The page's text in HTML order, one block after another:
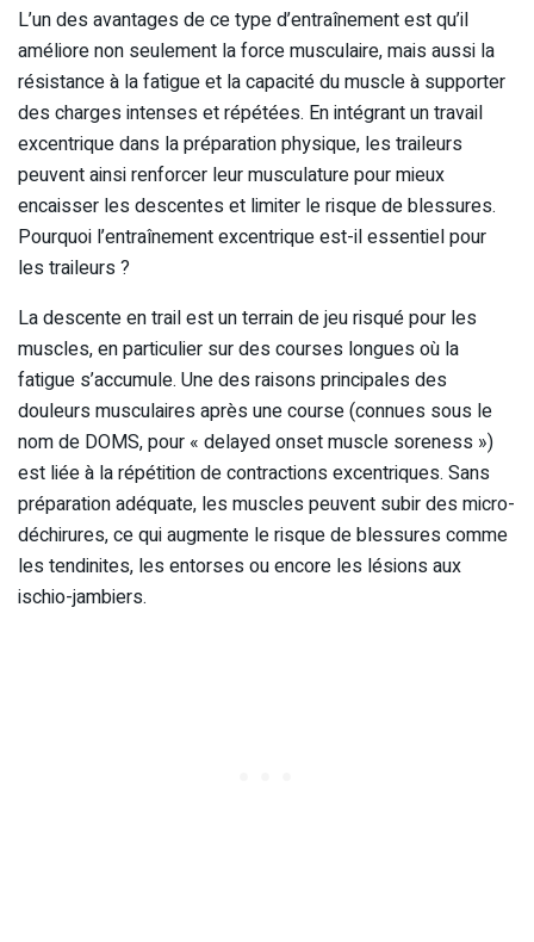
L’un des avantages de ce type d’entraînement est qu’il
améliore non seulement la force musculaire, mais aussi la
résistance à la fatigue et la capacité du muscle à supporter
des charges intenses et répétées. En intégrant un travail
excentrique dans la préparation physique, les traileurs
peuvent ainsi renforcer leur musculature pour mieux
encaisser les descentes et limiter le risque de blessures.
Pourquoi l’entraînement excentrique est-il essentiel pour
les traileurs ?
La descente en trail est un terrain de jeu risqué pour les
muscles, en particulier sur des courses longues où la
fatigue s’accumule. Une des raisons principales des
douleurs musculaires après une course (connues sous le
nom de DOMS, pour « delayed onset muscle soreness »)
est liée à la répétition de contractions excentriques. Sans
préparation adéquate, les muscles peuvent subir des micro-
déchirures, ce qui augmente le risque de blessures comme
les tendinites, les entorses ou encore les lésions aux
ischio-jambiers.